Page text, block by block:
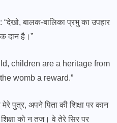
बालक-बालिका प्रभु का उपहार
दान है।”
children are a heritage from
womb a reward.”
पुत्र, अपने पिता की शिक्षा पर कान
को न तज। वे तेरे सिर पर